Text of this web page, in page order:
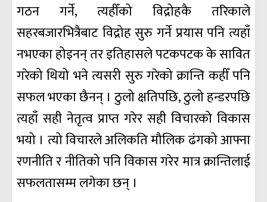
गठन गर्ने, त्यहीँको विद्रोहकै तरिकाले
सहरबजारभित्रैबाट विद्रोह सुरु गर्ने प्रयास पनि त्यहाँ
नभएका होइनन् तर इतिहासले पटकपटक के सावित
गरेको थियो भने त्यसरी सुरु गरेको क्रान्ति कहीँ पनि
सफल भएका छैनन् । ठुलो क्षतिपछि, ठुलो हन्डरपछि
त्यहाँ सही नेतृत्व प्राप्त गरेर सही विचारको विकास
भयो । त्यो विचारले अलिकति मौलिक ढंगको आफ्ना
रणनीति र नीतिको पनि विकास गरेर मात्र क्रान्तिलाई
सफलतासम्म लगेका छन् ।